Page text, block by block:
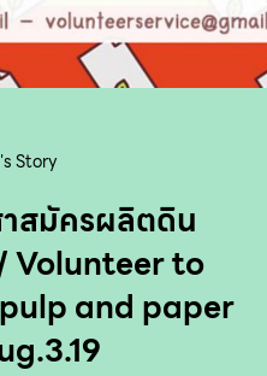
Story
าสมัครผลิตดิน
/ Volunteer to
and paper